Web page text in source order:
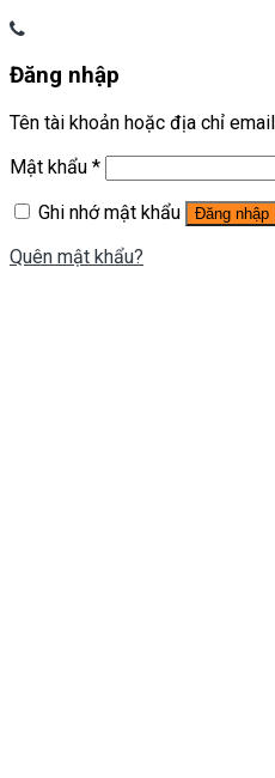
Đăng nhập
Tên tài khoản hoặc địa chỉ email
Mật khẩu *
Ghi nhớ mật khẩu
Đăng nhập
Quên mật khẩu?